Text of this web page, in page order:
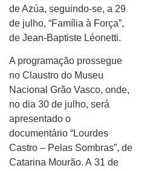
de Azúa, seguindo-se, a 29
de julho, “Família à Força”,
de Jean-Baptiste Léonetti.
A programação prossegue
no Claustro do Museu
Nacional Grão Vasco, onde,
no dia 30 de julho, será
apresentado o
documentário “Lourdes
Castro – Pelas Sombras”, de
Catarina Mourão. A 31 de